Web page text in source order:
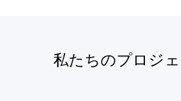
私たちのプロジ